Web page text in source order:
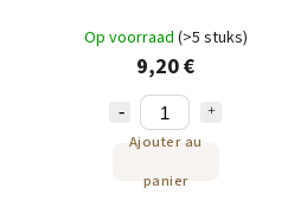
Op voorraad (>5 stuks)
9,20 €
Ajouter au
panier